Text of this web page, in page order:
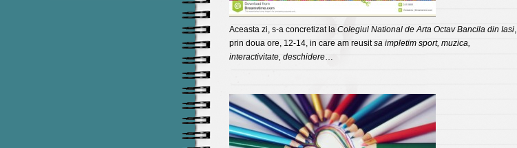
Aceasta zi, s-a concretizat la Colegiul National de Arta Octav Bancila din Iasi,
prin doua ore, 12-14, in care am reusitsa impletim sport, muzica,
interactivitate, deschidere…